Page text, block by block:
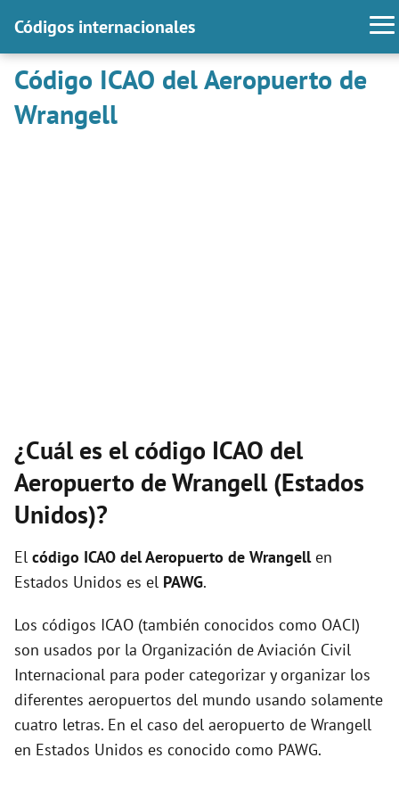
Códigos internacionales
Código ICAO del Aeropuerto de
Wrangell
¿Cuál es el código ICAO del
Aeropuerto de Wrangell (Estados
Unidos)?
El código ICAO delAeropuerto de Wrangellen
Estados Unidos es el PAWG.
Los códigos ICAO (también conocidos como OACI)
son usados por la Organización de Aviación Civil
Internacional para poder categorizar y organizar los
diferentes aeropuertos del mundo usando solamente
cuatro letras. En el caso del aeropuerto de Wrangell
en Estados Unidos es conocido como PAWG.